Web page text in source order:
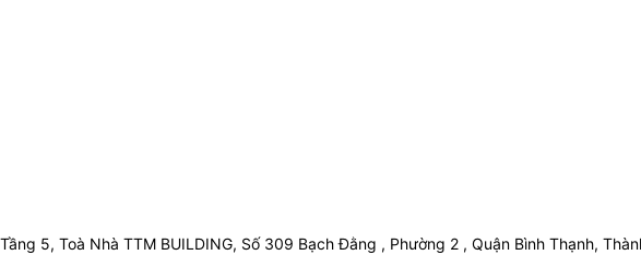
Tầng 5, Toà Nhà TTM BUILDING, Số 309 Bạch Đằng , Phường 2 , Quận Bình Thạnh,